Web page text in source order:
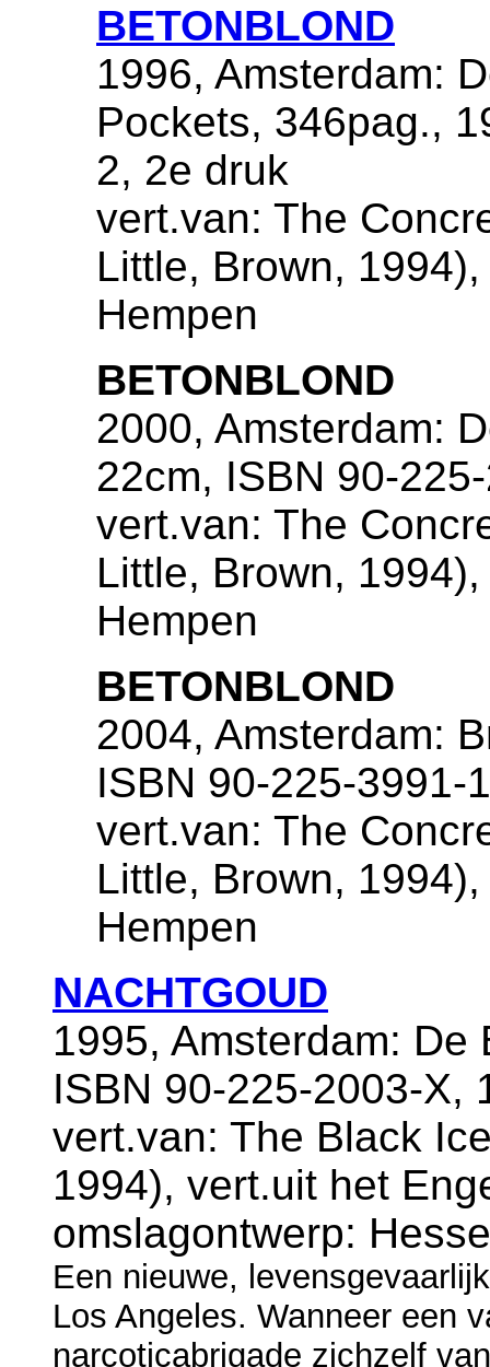
BETONBLOND
1996, Amsterdam:
Pockets, 346pag.,
2, 2e druk
vert.van: The
Little, Brown,
Hempen
BETONBLOND
2000, Amsterdam:
22cm, ISBN 90-
vert.van: The
Little, Brown,
Hempen
BETONBLOND
2004, Amsterdam:
ISBN 90-225-3991-
vert.van: The
Little, Brown,
Hempen
NACHTGOUD
1995, Amsterdam:
ISBN 90-225-2003-X,
vert.van: The Black
1994), vert.uit het
omslagontwerp:
Een nieuwe,
Los Angeles. Wanneer een
narcoticabrigade zichzelf